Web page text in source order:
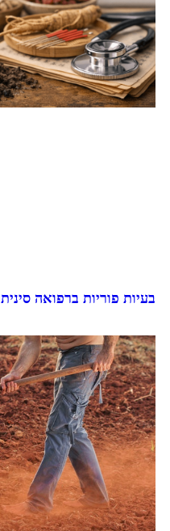
בעיות פוריות ברפואה